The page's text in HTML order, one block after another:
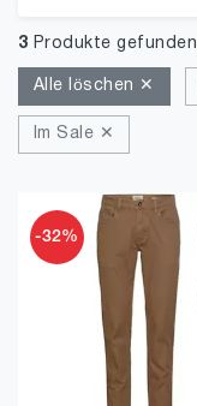
3 Produkte gefunden
Alle löschen ✕
Im Sale ✕
-32%